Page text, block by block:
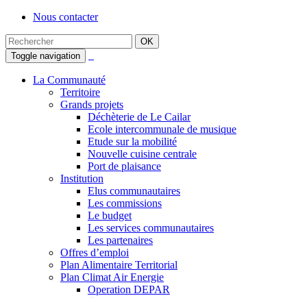
Nous contacter
Toggle navigation
La Communauté
Territoire
Grands projets
Déchèterie de Le Cailar
Ecole intercommunale de musique
Etude sur la mobilité
Nouvelle cuisine centrale
Port de plaisance
Institution
Elus communautaires
Les commissions
Le budget
Les services communautaires
Les partenaires
Offres d’emploi
Plan Alimentaire Territorial
Plan Climat Air Energie
Operation DEPAR